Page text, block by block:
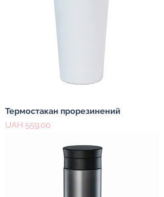
Термостакан прорезинений
Price
UAH 559.00